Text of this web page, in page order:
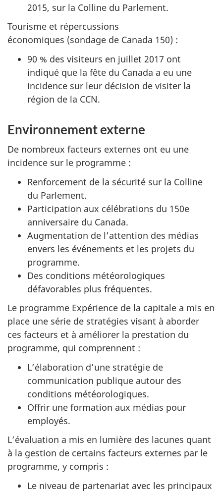
2015, sur la Colline du Parlement.
Tourisme et répercussions
économiques (sondage de Canada 150) :
90 % des visiteurs en juillet 2017 ont
indiqué que la fête du Canada a eu une
incidence sur leur décision de visiter la
région de la CCN.
Environnement externe
De nombreux facteurs externes ont eu une
incidence sur le programme :
Renforcement de la sécurité sur la Colline
du Parlement.
Participation aux célébrations du 150e
anniversaire du Canada.
Augmentation de l’attention des médias
envers les événements et les projets du
programme.
Des conditions météorologiques
défavorables plus fréquentes.
Le programme Expérience de la capitale a mis en
place une série de stratégies visant à aborder
ces facteurs et à améliorer la prestation du
programme, qui comprennent :
L’élaboration d’une stratégie de
communication publique autour des
conditions météorologiques.
Offrir une formation aux médias pour
employés.
L’évaluation a mis en lumière des lacunes quant
à la gestion de certains facteurs externes par le
programme, y compris :
Le niveau de partenariat avec les principaux